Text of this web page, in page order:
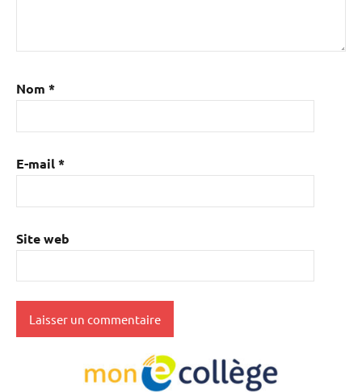
Nom *
E-mail*
Site web